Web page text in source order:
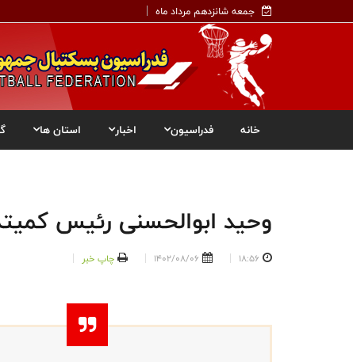
جمعه شانزدهم مرداد ماه
خانه فدراسیون اخبار استان ها
وحید ابوالحسنی رئیس
18:56
1402/08/06 چاپ خبر